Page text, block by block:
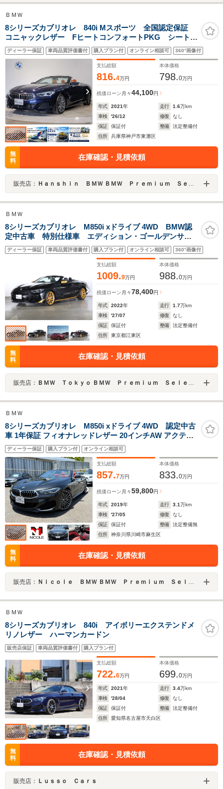
ーズコントロール 衝
突軽減ブレーキ レー
ンアシスト オートラ
イト LEDヘッドライ
ト スマートキー プッ
シュスタート ETC
ー 両側電動ドア デ
ー トヨタセーフティ
センス ウッドコンビ
ステアリング ステア
リングスイッチ ハー
フレザーシート ドラ
レコ
SDナビ 全方
ア LEDヘッド
シートヒータ
アリングヒー
後コーナーセ
ＢＭＷ
8シリーズカブリオレ 840i Mスポーツ 全国認定保証
コニャックレザー FヒートコンフォートPKG シートヒ
ーター エアーカラー ステアリングヒーター
harman/kardonスピーカー 純正ナビ Bluetooth 全周
囲カメラ ACC HUD 電動トランク
ディーラー保証 車両品質評価書付 購入プラン付 オンライン相談可 360°画像付
支払総額
816.4万円
本体価格
798.0万円
残価ローン 月々44,100円
年式 2021年 走行 1.6万km
車検
'26/12 修復
なし
保証
保証付 整備
法定整備付
住所
兵庫県神戸市東灘区
無
料
在庫確認・見積依頼
販売店： Ｈａｎｓｈｉｎ ＢＭＷ ＢＭＷ Ｐｒｅｍｉｕｍ Ｓｅｌｅｃｔｉｏｎ 六甲アイランド
ＢＭＷ
8シリーズカブリオレ M850i xドライブ 4WD BMW認
定中古車 特別仕様車 エディション・ゴールデンサン
ダー 20インチ・アロイホイール B&Wオーディオ・シ
ステム
ディーラー保証 車両品質評価書付 購入プラン付 オンライン相談可 360°画像付
支払総額
1009.9万円
本体価格
988.0万円
残価ローン 月々78,400円
年式 2022年 走行 1.7万km
車検
'27/07 修復
なし
保証
保証付 整備
法定整備付
住所
東京都江東区
無
料
在庫確認・見積依頼
販売店： ＢＭＷ Ｔｏｋｙｏ ＢＭＷ Ｐｒｅｍｉｕｍ Ｓｅｌｅｃｔｉｏｎ ＴｏｋｙｏＢａｙ
ＢＭＷ
8シリーズカブリオレ M850i xドライブ 4WD 認定中古
車 1年保証 フィオナレッドレザー 20インチAW アクティ
ブクルーズコントロール B&Wスピーカー 全周囲カメラ
前後センサー レーザーライト パドルシフト 衝突軽減 車
線逸脱 ヘッドアップディスプレイ
ディーラー保証 購入プラン付 オンライン相談可
支払総額
857.7万円
本体価格
833.0万円
残価ローン 月々59,800円
年式 2019年 走行 3.1万km
車検
'27/05 修復
なし
保証
保証付 整備
法定整備無
住所
神奈川県川崎市麻生区
無
料
在庫確認・見積依頼
販売店： Ｎｉｃｏｌｅ ＢＭＷ ＢＭＷ Ｐｒｅｍｉｕｍ Ｓｅｌｅｃｔｉｏｎ 新百合ケ丘
ＢＭＷ
8シリーズカブリオレ 840i アイボリーエクステンドメ
リノレザー ハーマンカードン
販売店保証 車両品質評価書付 購入プラン付
支払総額
722.6万円
本体価格
699.0万円
年式 2021年 走行 3.4万km
車検
'28/04 修復
なし
保証
保証付 整備
法定整備付
住所
愛知県名古屋市天白区
無
料
在庫確認・見積依頼
販売店： Ｌｕｓｓｏ Ｃａｒｓ